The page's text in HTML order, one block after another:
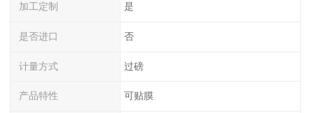
加工定制 是
是否进口 否
计量方式 过磅
产品特性 可贴膜